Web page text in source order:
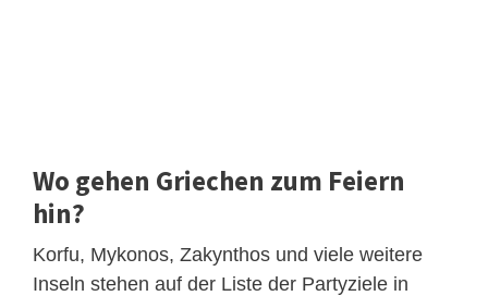
Wo gehen Griechen zum Feiern
hin?
Korfu, Mykonos, Zakynthos und viele weitere
Inseln stehen auf der Liste der Partyziele in